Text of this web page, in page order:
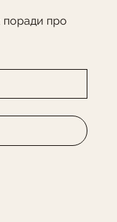
поради про